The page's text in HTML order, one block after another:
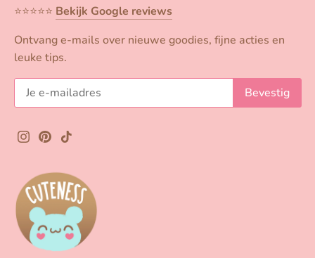
⭐️⭐️⭐️⭐️⭐️ Bekijk Google reviews
Ontvang e-mails over nieuwe goodies, fijne acties en
leuke tips.